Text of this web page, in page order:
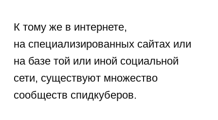
то ему это будет делать проще
и приятнее с такой головоломкой,
составных частей. И, возможно, это
станет для него приятным хобби
длинною в жизнь.